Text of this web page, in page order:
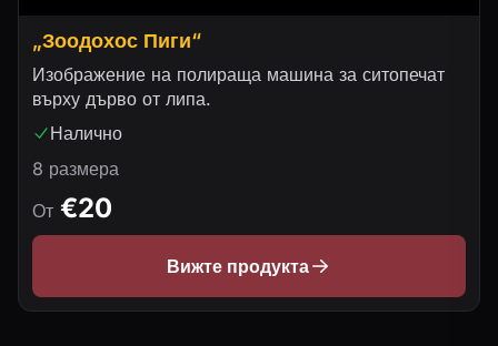
„Зоодохос Пиги“
Изображение на полираща машина за ситопечат
върху дърво от липа.
Налично
8 размера
От €20
Вижте продукта